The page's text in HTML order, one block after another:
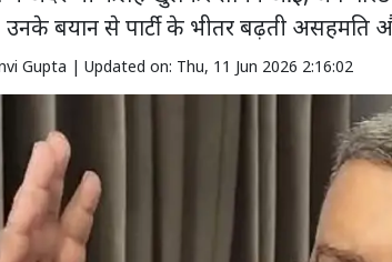
उनके बयान से पार्टी के भीतर बढ़ती असहमति
Gupta | Updated on: Thu, 11 Jun 2026 2:16:02